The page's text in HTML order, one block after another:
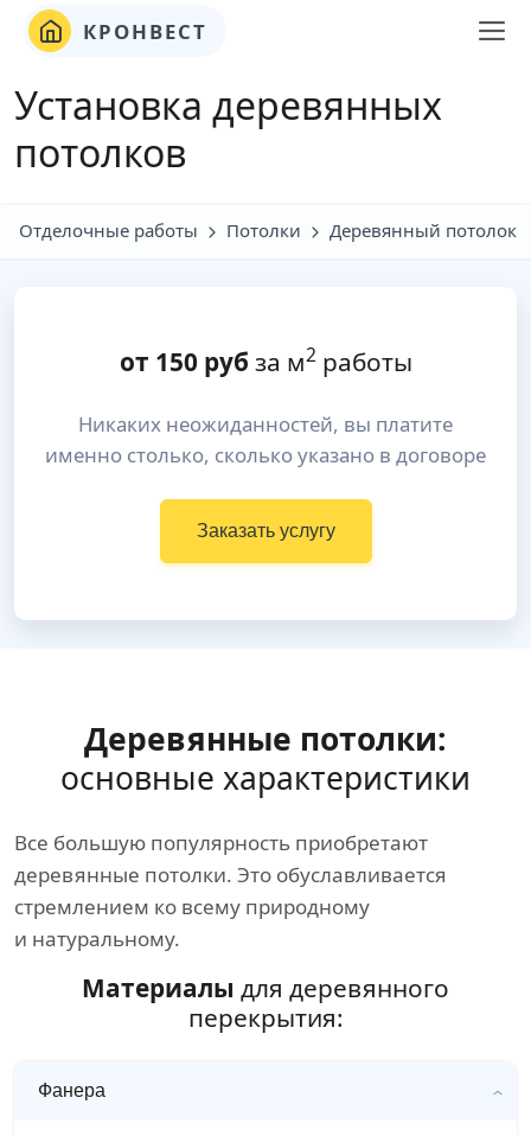
КРОНВЕСТ
Установка деревянных
потолков
Отделочные работы Потолки Деревянный потолок
от 150руб за м2работы
Никаких неожиданностей, вы платите
именно столько, сколько указано в договоре
Заказать услугу
Деревянные потолки:
основные характеристики
Все большую популярность приобретают
деревянные потолки. Это обуславливается
стремлением ко всему природному
и натуральному.
Материалы для деревянного
перекрытия:
Фанера